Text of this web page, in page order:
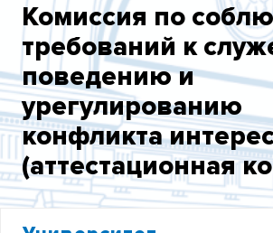
Комиссия по
требований к
поведению и
урегулированию
конфликта
(аттестационная